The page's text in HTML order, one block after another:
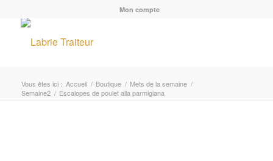
Mon compte
Vous êtes ici : Accueil / Boutique / Mets de la semaine /
Semaine2 / Escalopes de poulet alla parmigiana